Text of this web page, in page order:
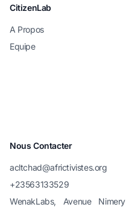
CitizenLab
A Propos
Equipe
Nous Contacter
acltchad@africtivistes.org
+23563133529
WenakLabs, Avenue Nimery